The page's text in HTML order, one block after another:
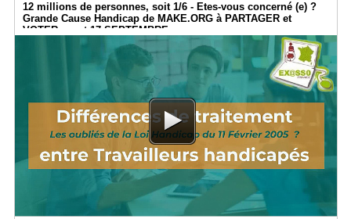
Accès
éditeur
12 millions de personnes, soit 1/6 - Etes-vous concerné (e) ?
Grande Cause Handicap de MAKE.ORG à PARTAGER et
VOTER avant 17 SEPTEMBRE